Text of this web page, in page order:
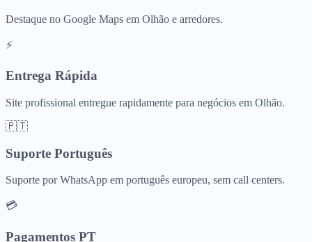
Destaque no Google Maps em Olhão e arredores.
⚡
Entrega Rápida
Site profissional entregue rapidamente para negócios em Olhão.
🇵🇹
Suporte Português
Suporte por WhatsApp em português europeu, sem call centers.
💳
Pagamentos PT